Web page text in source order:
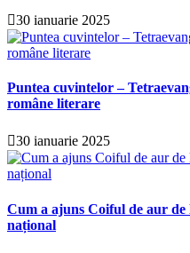
30 ianuarie 2025
Puntea cuvintelor –
române literare
30 ianuarie 2025
Cum a ajuns Coiful de aur
național